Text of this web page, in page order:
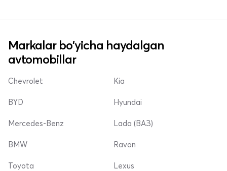
Markalar bo'yicha haydalgan
avtomobillar
Chevrolet
BYD
Mercedes-Benz
Kia
Hyundai
Lada (ВАЗ)
BMW
Toyota
Ravon
Lexus